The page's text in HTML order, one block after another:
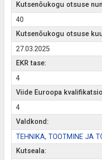
Kutsenõukogu otsuse
40
Kutsenõukogu otsuse
27.03.2025
EKR tase:
4
Viide Euroopa
4
Valdkond:
TEHNIKA, TOOTMINE JA
Kutseala: